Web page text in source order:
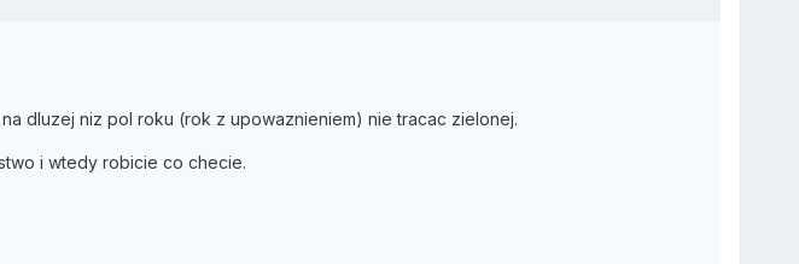
dluzej niz pol roku (rok z upowaznieniem) nie tracac zielonej.
i wtedy robicie co checie.